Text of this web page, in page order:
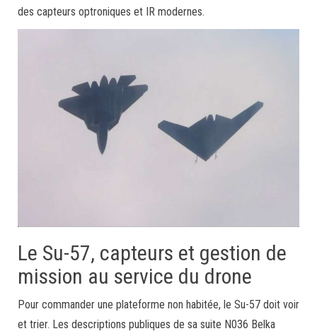
des capteurs optroniques et IR modernes.
Le Su-57, capteurs et gestion de
mission au service du drone
Pour commander une plateforme non habitée, le Su-57 doit voir
et trier. Les descriptions publiques de sa suite N036 Belka